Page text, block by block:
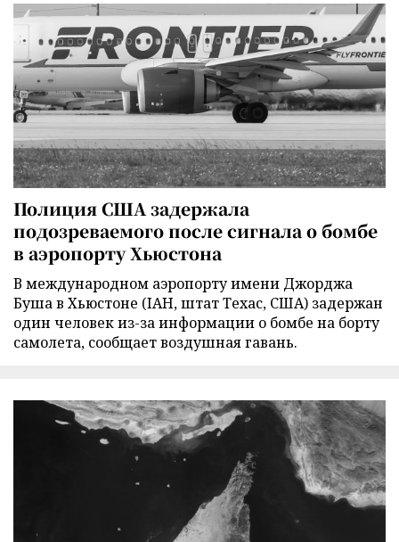
Полиция США задержала
подозреваемого после сигнала о бомбе
в аэропорту Хьюстона
В международном аэропорту имени Джорджа
Буша в Хьюстоне (IAH, штат Техас, США) задержан
один человек из-за информации о бомбе на борту
самолета, сообщает воздушная гавань.